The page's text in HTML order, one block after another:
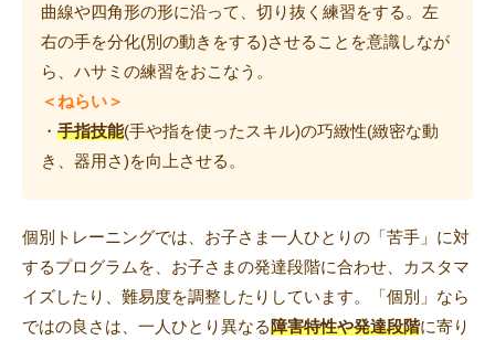
曲線や四角形の形に沿って、切り抜く練習をする。左
右の手を分化(別の動きをする)させることを意識しなが
ら、ハサミの練習をおこなう。
＜ねらい＞
・ 手指技能(手や指を使ったスキル)の巧緻性(緻密な動
き、器用さ)を向上させる。
個別トレーニングでは、お子さま一人ひとりの「苦手」に対
するプログラムを、お子さまの発達段階に合わせ、カスタマ
イズしたり、難易度を調整したりしています。「個別」なら
ではの良さは、一人ひとり異なる障害特性や発達段階に寄り